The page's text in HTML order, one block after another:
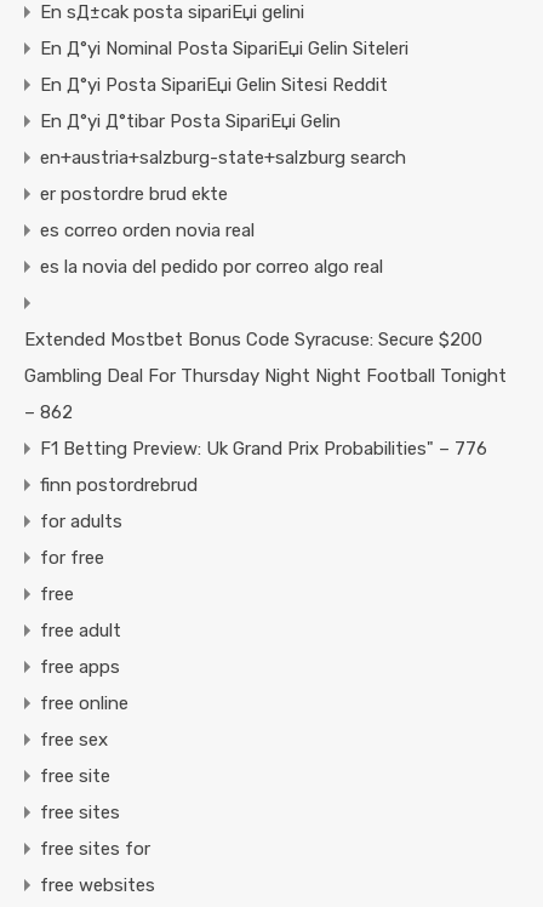
En sД±cak posta sipariЕџi gelini
En Д°yi Nominal Posta SipariЕџi Gelin Siteleri
En Д°yi Posta SipariЕџi Gelin Sitesi Reddit
En Д°yi Д°tibar Posta SipariЕџi Gelin
en+austria+salzburg-state+salzburg search
er postordre brud ekte
es correo orden novia real
es la novia del pedido por correo algo real
Extended Mostbet Bonus Code Syracuse: Secure $200
Gambling Deal For Thursday Night Night Football Tonight
– 862
F1 Betting Preview: Uk Grand Prix Probabilities" – 776
finn postordrebrud
for adults
for free
free
free adult
free apps
free online
free sex
free site
free sites
free sites for
free websites